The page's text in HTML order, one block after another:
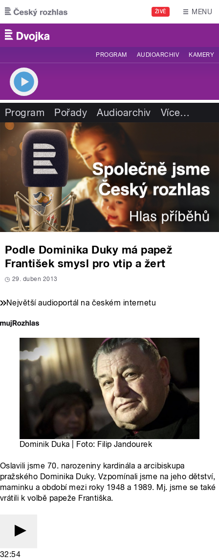
Přejít k hlavnímu obsahu
ŽIVĚ MENU
PROGRAM AUDIOARCHIV KAMERY
Program Pořady Audioarchiv Více…
Podle Dominika Duky má papež
František smysl pro vtip a žert
29. duben 2013
Největší audioportál na českém internetu
Dominik Duka | Foto: Filip Jandourek
Oslavili jsme 70. narozeniny kardinála a arcibiskupa
pražského Dominika Duky. Vzpomínali jsme na jeho dětství,
maminku a období mezi roky 1948 a 1989. Mj. jsme se také
vrátili k volbě papeže Františka.
32:54